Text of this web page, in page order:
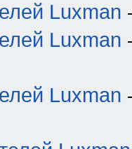
Luxman
Luxman
Luxman